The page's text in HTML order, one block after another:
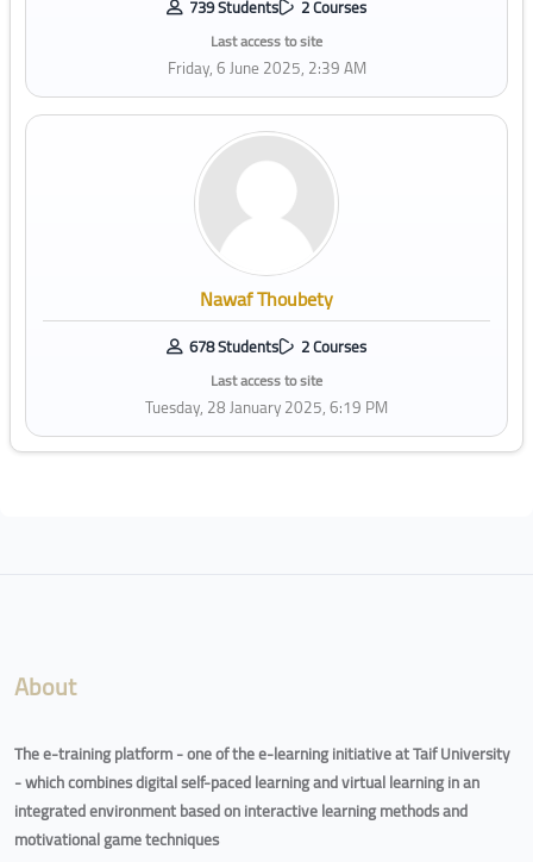
739 Students 2 Courses
Last access to site
Friday, 6 June 2025, 2:39 AM
Nawaf Thoubety
678 Students 2 Courses
Last access to site
Tuesday, 28 January 2025, 6:19 PM
About
The e-training platform - one of the e-learning initiative at Taif University
- which combines digital self-paced learning and virtual learning in an
integrated environment based on interactive learning methods and
motivational game techniques